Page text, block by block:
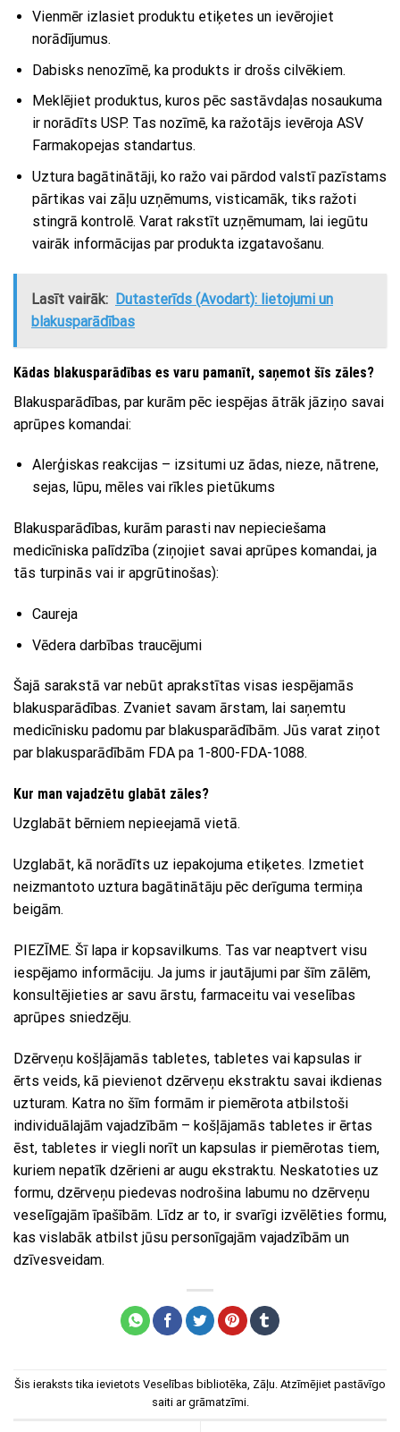
Vienmēr izlasiet produktu etiķetes un ievērojiet
norādījumus.
Dabisks nenozīmē, ka produkts ir drošs cilvēkiem.
Meklējiet produktus, kuros pēc sastāvdaļas nosaukuma
ir norādīts USP. Tas nozīmē, ka ražotājs ievēroja ASV
Farmakopejas standartus.
Uztura bagātinātāji, ko ražo vai pārdod valstī pazīstams
pārtikas vai zāļu uzņēmums, visticamāk, tiks ražoti
stingrā kontrolē. Varat rakstīt uzņēmumam, lai iegūtu
vairāk informācijas par produkta izgatavošanu.
Lasīt vairāk: Dutasterīds (Avodart): lietojumi un
blakusparādības
Kādas blakusparādības es varu pamanīt, saņemot šīs zāles?
Blakusparādības, par kurām pēc iespējas ātrāk jāziņo savai
aprūpes komandai:
Alerģiskas reakcijas – izsitumi uz ādas, nieze, nātrene,
sejas, lūpu, mēles vai rīkles pietūkums
Blakusparādības, kurām parasti nav nepieciešama
medicīniska palīdzība (ziņojiet savai aprūpes komandai, ja
tās turpinās vai ir apgrūtinošas):
Caureja
Vēdera darbības traucējumi
Šajā sarakstā var nebūt aprakstītas visas iespējamās
blakusparādības. Zvaniet savam ārstam, lai saņemtu
medicīnisku padomu par blakusparādībām. Jūs varat ziņot
par blakusparādībām FDA pa 1-800-FDA-1088.
Kur man vajadzētu glabāt zāles?
Uzglabāt bērniem nepieejamā vietā.
Uzglabāt, kā norādīts uz iepakojuma etiķetes. Izmetiet
neizmantoto uztura bagātinātāju pēc derīguma termiņa
beigām.
PIEZĪME. Šī lapa ir kopsavilkums. Tas var neaptvert visu
iespējamo informāciju. Ja jums ir jautājumi par šīm zālēm,
konsultējieties ar savu ārstu, farmaceitu vai veselības
aprūpes sniedzēju.
Dzērveņu košļājamās tabletes, tabletes vai kapsulas ir
ērts veids, kā pievienot dzērveņu ekstraktu savai ikdienas
uzturam. Katra no šīm formām ir piemērota atbilstoši
individuālajām vajadzībām – košļājamās tabletes ir ērtas
ēst, tabletes ir viegli norīt un kapsulas ir piemērotas tiem,
kuriem nepatīk dzērieni ar augu ekstraktu. Neskatoties uz
formu, dzērveņu piedevas nodrošina labumu no dzērveņu
veselīgajām īpašībām. Līdz ar to, ir svarīgi izvēlēties formu,
kas vislabāk atbilst jūsu personīgajām vajadzībām un
dzīvesveidam.
Šis ieraksts tika ievietots Veselības bibliotēka Zāļu . Atzīmējiet pastāvīgo
saitiar grāmatzīmi.